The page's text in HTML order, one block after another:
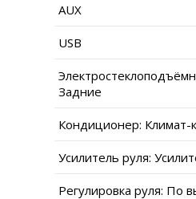
AUX
USB
Задние
Кондиционер: Климат-
Усилитель руля:
Регулировка руля: По